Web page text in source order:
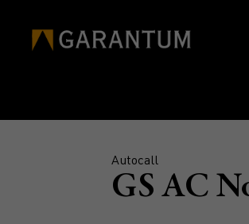
Autocall
GS AC